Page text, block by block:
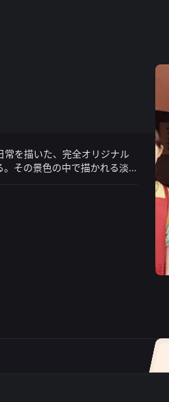
常を描いた、完全オリジナル
その景色の中で描かれる淡い
一体誰なのか？また、下町
ます。下町の魅力を再発見で
楽しみに。